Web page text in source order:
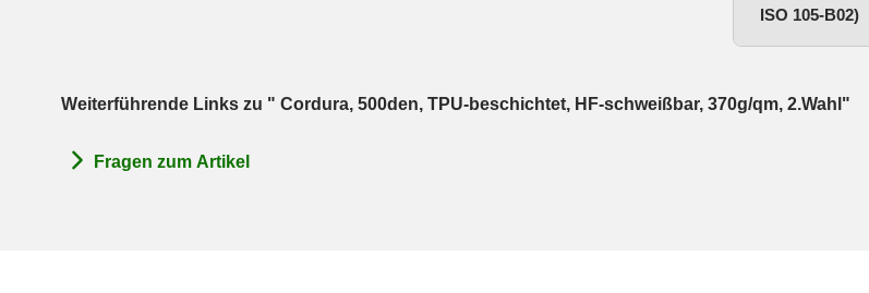
ISO 105-B02)
Weiterführende Links zu " Cordura, 500den, TPU-beschichtet, HF-schweißbar, 370g/qm, 2.Wahl"
Fragen zum Artikel